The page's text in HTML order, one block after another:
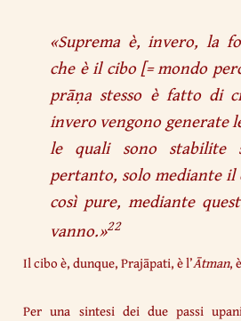
«Suprema è, invero, la
che è il cibo[= mondo
prāṇa stesso è fatto di
invero vengono generate
le quali sono stabilite
pertanto, solo mediante il
così pure, mediante
vanno.»22
Il cibo è, dunque, Prajāpati, è l’Ātman,
Per una sintesi dei due passi